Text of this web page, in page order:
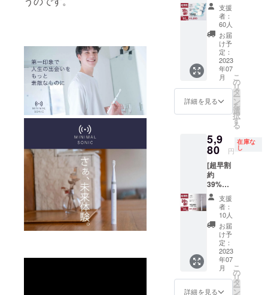
状況、
使用部
材の供
給状
況、製
造工程
上の都
合等に
より出
荷時期
が遅れ
※税込、
送料込
格で
す。 ●
希望小
売価
格：
9,900円
●サイ
ズ/重
量：
22.3cm/
45g●カ
ラー展
充電
ケーブ
ル×2個
（箱サ
イズ：
220mm
×50mm
×20mm
）×2個
※デザイ
ン・仕
性もご
ざいま
す。ご
了承く
ださ
い。 ※
ご注文
状況、
使用部
材の供
給状
況、製
造工程
上の都
合等に
より出
荷時期
（限定
60個）
・交換
式ブラ
シヘッ
ド×４個
・1,890
円 ［
2,200円
の
14%OF
F］ ・
交換式
ヘッド
×4個 ※
デザイ
ン・仕
様は変
更にな
る可能
性もご
ざいま
す。ご
了承く
ださ
い。 ※
ご注文
状況、
使用部
材の供
支援
者：
60人
お届
け予
定：
2023
年07
月
詳細を見る
こ
の
リ
タ
ー
ン
を
選
択
す
る
5,9
80 円
在庫な
し
[超早割
約
39%OF
F ！]
（限定
10個）
・ミニ
マルソ
ニック×
１ ・
5,980円
9,900円
の約
支援
者：
10人
お届
け予
定：
2023
年07
月
詳細を見る
こ
の
リ
タ
ー
ン